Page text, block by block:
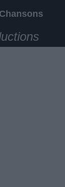
Chansons